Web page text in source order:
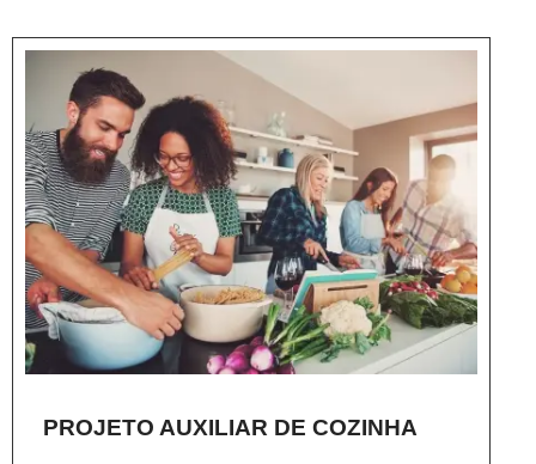
PROJETO AUXILIAR DE COZINHA